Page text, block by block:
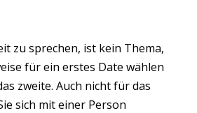
zu sprechen, ist kein Thema,
für ein erstes Date wählen
zweite. Auch nicht für das
sich mit einer Person